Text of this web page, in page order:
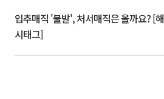
입추매직 '불발', 처서매직은 올까요? [해
시태그]